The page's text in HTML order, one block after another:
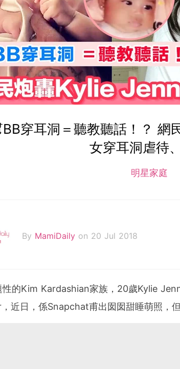
BB穿耳洞＝聽教聽話！？ 網
女穿耳洞虐待
明星家庭
By MamiDaily on 20 Jul 2018
性的Kim Kardashian家族，20歲Kylie
近日，係Snapchat甫出囡囡甜睡萌照，但